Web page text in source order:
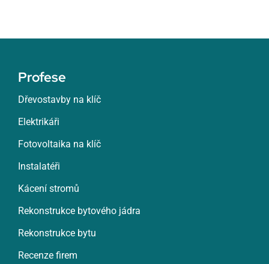
Profese
Dřevostavby na klíč
Elektrikáři
Fotovoltaika na klíč
Instalatéři
Kácení stromů
Rekonstrukce bytového jádra
Rekonstrukce bytu
Recenze firem